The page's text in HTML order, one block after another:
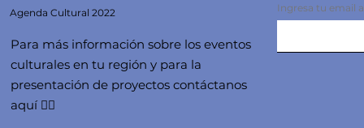
Agenda Cultural 2022
Para más información sobre los eventos
culturales en tu región y para la
presentación de proyectos contáctanos
aquí 👇🏻
Ingresa tu email